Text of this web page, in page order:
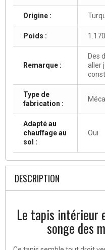
Origine :
Poids :
Remarque :
Des
aller
Type de
fabrication :
Adapté au
chauffage au
sol :
Oui
DESCRIPTION
Le tapis intérieur
songe des